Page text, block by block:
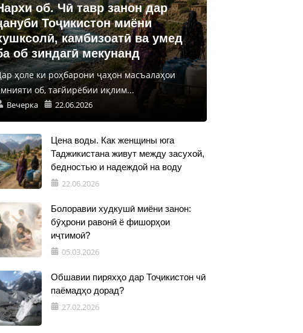
об. Чӣ тавр занон дар
Тоҷикистон миёни
камбизоатӣ ва умед
об зиндагӣ мекунанд
ҳоле ки роҳбарони ҷаҳон масъалаҳои
об, тағйирёбии иқлим...
Вечерка 22.06.2026
Цена воды. Как женщины юга
Таджикистана живут между засухой,
бедностью и надеждой на воду
22.06.2026
Болоравии худкушӣ миёни занон:
бӯҳрони равонӣ ё фишорҳои
иҷтимоӣ?
05.03.2026
Обшавии пиряхҳо дар Тоҷикистон чӣ
паёмадҳо дорад?
27.02.2026